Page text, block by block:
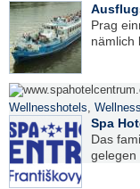
Prag
nämlich
Wellnesshotels
Wellness
Spa
Das
gelegen